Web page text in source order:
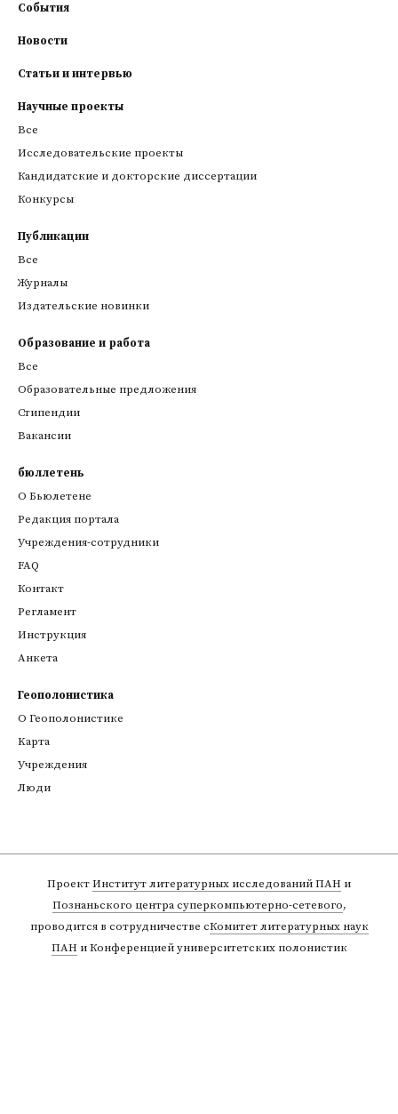
События
Новости
Статьи и интервью
Научные проекты
Все
Исследовательские проекты
Кандидатские и докторские диссертации
Конкурсы
Публикации
Все
Журналы
Издательские новинки
Образование и работа
Все
Образовательные предложения
Стипендии
Вакансии
бюллетень
О Бьюлетене
Редакция портала
Учреждения-сотрудники
FAQ
Контакт
Регламент
Инструкция
Анкета
Геополонистика
О Геополонистике
Kарта
Учреждения
Люди
ПроектИнститут литературных исследований ПАН и
Познаньского центра суперкомпьютерно-сетевого,
проводится в сотрудничестве сКомитет литературных наук
ПАНи Конференцией университетских полонистик